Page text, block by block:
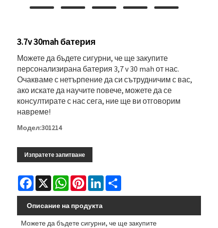
3.7v 30mah батерия
Можете да бъдете сигурни, че ще закупите
персонализирана батерия 3,7 v 30 mah от нас.
Очакваме с нетърпение да си сътрудничим с вас,
ако искате да научите повече, можете да се
консултирате с нас сега, ние ще ви отговорим
навреме!
Модел:301214
Изпратете запитване
Facebook
X WhatsAppPinterestLinkedIn
Описание на продукта
Можете да бъдете сигурни, че ще закупите